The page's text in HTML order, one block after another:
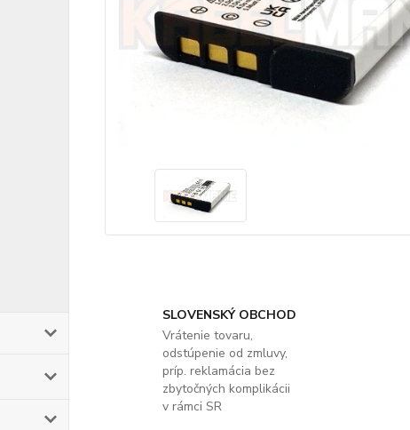
SLOVENSKÝ OBCHOD
Vrátenie tovaru,
odstúpenie od zmluvy,
príp. reklamácia bez
zbytočných komplikácii
v rámci SR